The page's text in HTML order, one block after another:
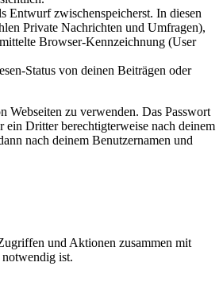
Entwurf zwischenspeicherst. In diesen
Private Nachrichten und Umfragen),
Browser-Kennzeichnung (User
Status von deinen Beiträgen oder
Webseiten zu verwenden. Das Passwort
Dritter berechtigterweise nach deinem
nach deinem Benutzernamen und
und Aktionen zusammen mit
ist.